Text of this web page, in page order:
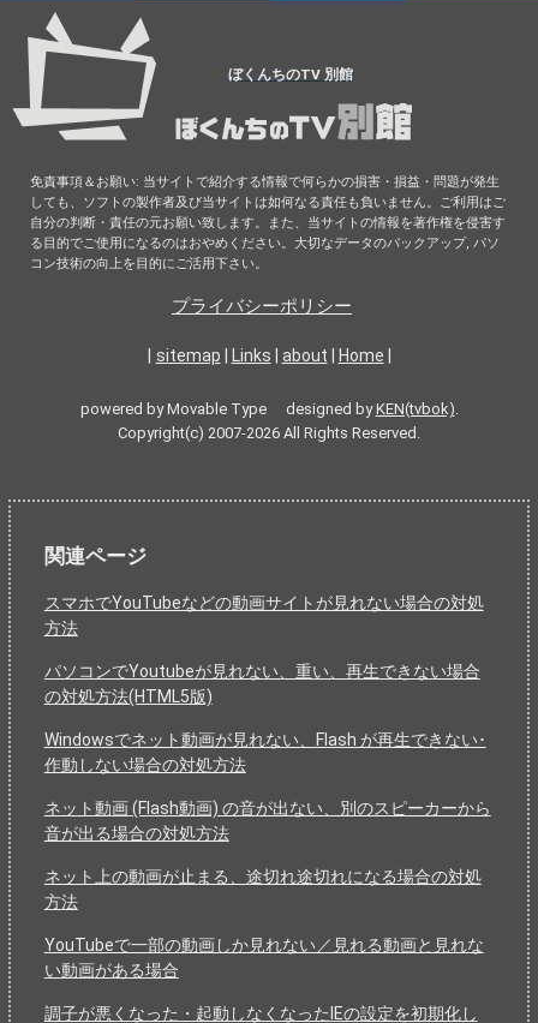
ぼくんちのTV 別館
免責事項＆お願い: 当サイトで紹介する情報で何らかの損害・損益・問題が発生
しても、ソフトの製作者及び当サイトは如何なる責任も負いません。ご利用はご
自分の判断・責任の元お願い致します。また、当サイトの情報を著作権を侵害す
る目的でご使用になるのはおやめください。大切なデータのバックアップ, パソ
コン技術の向上を目的にご活用下さい。
プライバシーポリシー
sitemap Links about Home
powered by Movable Type designed byKEN(tvbok)
Copyright(c) 2007-2026 All Rights Reserved.
関連ページ
スマホでYouTubeなどの動画サイトが見れない場合の対処
方法
パソコンでYoutubeが見れない、重い、再生できない場合
の対処方法(HTML5版)
Windowsでネット動画が見れない、Flash が再生できない･
作動しない場合の対処方法
ネット動画 (Flash動画) の音が出ない、別のスピーカーから
音が出る場合の対処方法
ネット上の動画が止まる、途切れ途切れになる場合の対処
方法
YouTubeで一部の動画しか見れない／見れる動画と見れな
い動画がある場合
調子が悪くなった・起動しなくなったIEの設定を初期化し